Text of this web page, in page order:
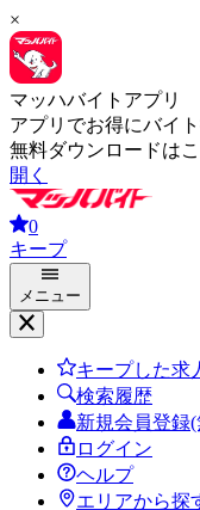
×
マッハバイトアプリ
アプリでお得にバイト
無料ダウンロードは
開く
0
キープ
メニュー
キープした求
検索履歴
新規会員登録
ログイン
ヘルプ
エリアから探